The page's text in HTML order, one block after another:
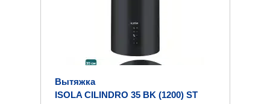
Вытяжка
ISOLA CILINDRO 35 BK (1200) ST